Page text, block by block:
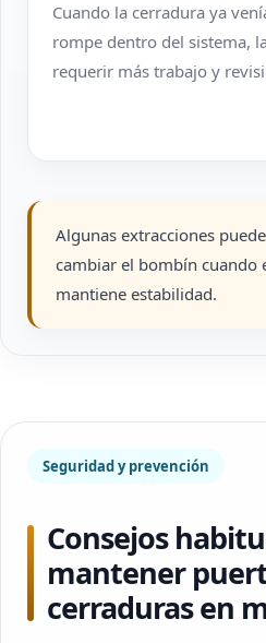
Cuando la cerradura ya
rompe dentro del sistema,
requerir más trabajo y
Algunas extracciones
cambiar el bombín cuando
mantiene estabilidad.
Seguridad y prevención
Consejos
mantener
cerraduras en